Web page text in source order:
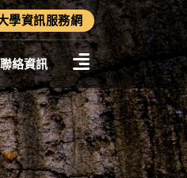
學資訊服務網
聯絡資訊